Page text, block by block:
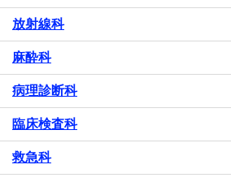
放射線科
麻酔科
病理診断科
臨床検査科
救急科